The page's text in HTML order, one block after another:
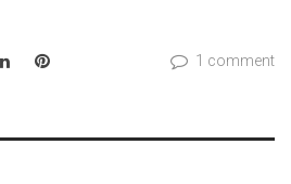
LinkedInPinterest 1 comment